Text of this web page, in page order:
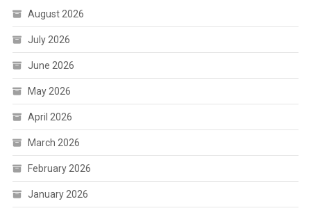
August 2026
July 2026
June 2026
May 2026
April 2026
March 2026
February 2026
January 2026